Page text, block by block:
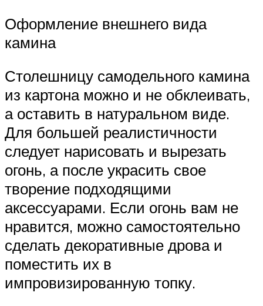
Оформление внешнего вида
камина
Столешницу самодельного камина
из картона можно и не обклеивать,
а оставить в натуральном виде.
Для большей реалистичности
следует нарисовать и вырезать
огонь, а после украсить свое
творение подходящими
аксессуарами. Если огонь вам не
нравится, можно самостоятельно
сделать декоративные дрова и
поместить их в
импровизированную топку.